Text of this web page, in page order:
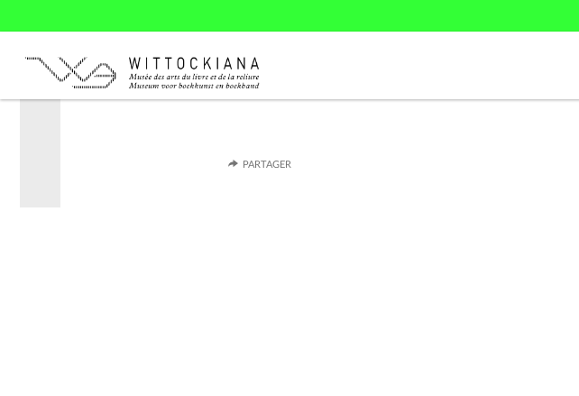
PARTAGER